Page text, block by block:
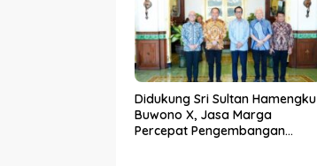
Didukung Sri Sultan Hamengku
Buwono X, Jasa Marga
Percepat Pengembangan